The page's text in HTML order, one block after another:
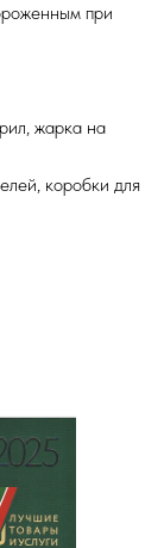
при
жарка на
коробки для